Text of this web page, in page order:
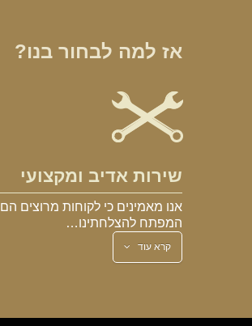
אז למה לבחור בנו?
שירות אדיב ומקצועי
אנו מאמינים כי לקוחות מרוצים הם
המפתח להצלחתינו…
קרא עוד